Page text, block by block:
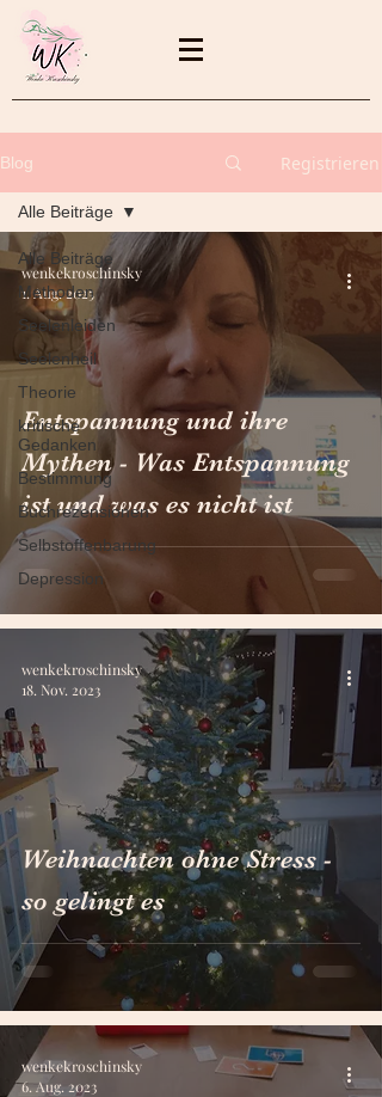
Blog Registrieren
Alle Beiträge
Methoden
Seelenleiden
Seelenheil
Theorie
kritische
Gedanken
Bestimmung
Buchrezensionen
Selbstoffenbarung
Depression
Alle Beiträge
Entspannung und ihre
Mythen - Was Entspannung
ist und was es nicht ist
wenkekroschinsky
1. Aug. 2025
Weihnachten ohne Stress -
so gelingt es
wenkekroschinsky
18. Nov. 2023
wenkekroschinsky
6. Aug. 2023